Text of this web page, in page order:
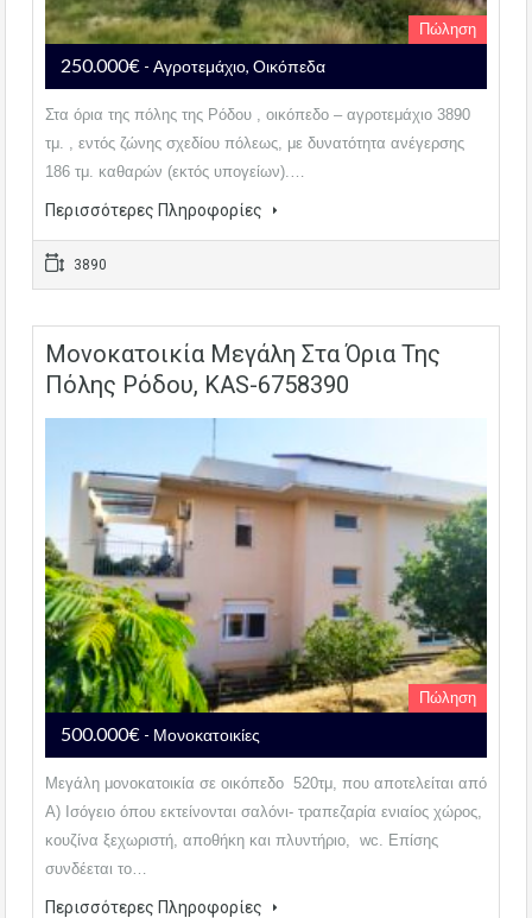
Πώληση
250.000€ - Αγροτεμάχιο, Οικόπεδα
Στα όρια της πόλης της Ρόδου , οικόπεδο – αγροτεμάχιο 3890
τμ. , εντός ζώνης σχεδίου πόλεως, με δυνατότητα ανέγερσης
186 τμ. καθαρών (εκτός υπογείων).…
Περισσότερες Πληροφορίες
3890
Μονοκατοικία Μεγάλη Στα Όρια Της
Πόλης Ρόδου, KAS-6758390
Πώληση
500.000€ - Μονοκατοικίες
Μεγάλη μονοκατοικία σε οικόπεδο 520τμ, που αποτελείται από
Α) Ισόγειο όπου εκτείνονται σαλόνι- τραπεζαρία ενιαίος χώρος,
κουζίνα ξεχωριστή, αποθήκη και πλυντήριο, wc. Επίσης
συνδέεται το…
Περισσότερες Πληροφορίες